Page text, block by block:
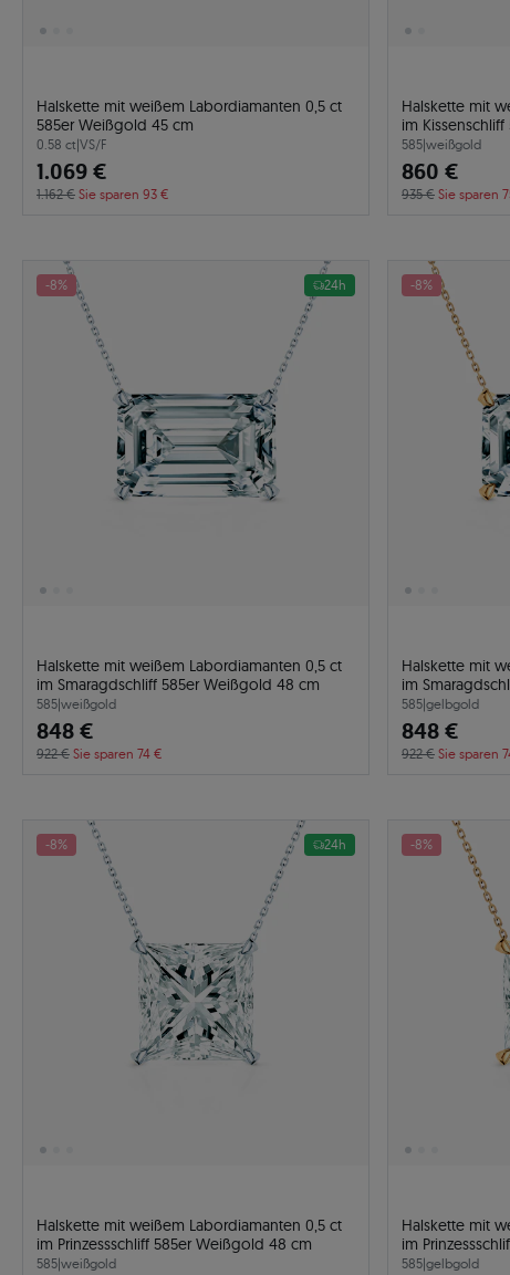
Halskette mit weißem Labordiamanten 0,5 ct
585er Weißgold 45 cm
0.58 ct|VS/F
1.069 €
1.162 € Sie sparen 93 €
Halskette mit
im
585|weißgold
860 €
935 € Sie sparen
-8% 24h
Halskette mit weißem Labordiamanten 0,5 ct
im Smaragdschliff 585er Weißgold 48 cm
585|weißgold
848 €
922 € Sie sparen 74 €
-8%
Halskette mit
im
585|gelbgold
848 €
922 € Sie sparen
-8% 24h
Halskette mit weißem Labordiamanten 0,5 ct
im Prinzessschliff 585er Weißgold 48 cm
585|weißgold
-8%
Halskette mit
im
585|gelbgold